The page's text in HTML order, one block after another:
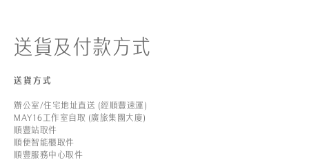
送貨及付款方式
送貨方式
辦公室/住宅地址直送 (經順豐速運)
MAY16工作室自取 (廣旅集團大廈)
順豐站取件
順便智能櫃取件
順豐服務中心取件